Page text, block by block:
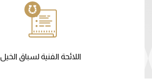
اللائحة الفنية لسباق الخيل